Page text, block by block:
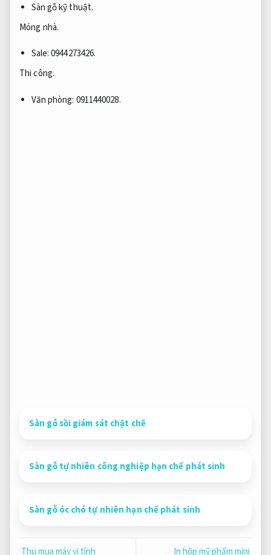
Sàn gỗ kỹ thuật.
Móng nhà.
Sale: 0944273426.
Thi công.
Văn phòng: 0911440028.
Sàn gỗ sồi giám sát chặt chẽ
Sàn gỗ tự nhiên công nghiệp hạn chế phát sinh
Sàn gỗ óc chó tự nhiên hạn chế phát sinh
Thu mua máy vi tính In hộp mỹ phẩm mini